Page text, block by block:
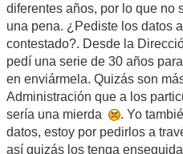
diferentes años, por lo que no
una pena. ¿Pediste los datos
contestado?. Desde la
pedí una serie de 30 años
en enviármela. Quizás son
Administración que a los
sería una mierda
. Yo
datos, estoy por pedirlos a
así quizás los tenga